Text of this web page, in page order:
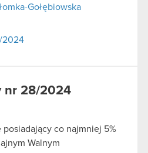
Gołębiowska
2024
nr 28/2024
posiadający co najmniej 5%
Walnym